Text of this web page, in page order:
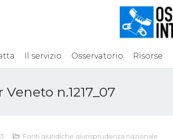
Il servizio Osservatorio Risorse
n.1217_07
Fonti giuridiche giurisprudenza nazionale